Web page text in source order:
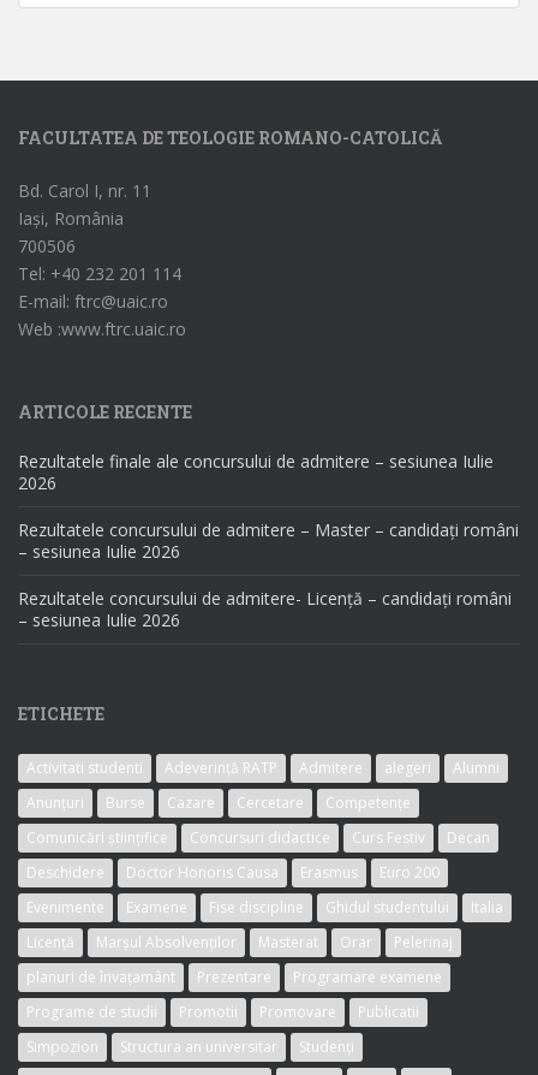
FACULTATEA DE TEOLOGIE ROMANO-CATOLICĂ
Bd. Carol I, nr. 11
Iași, România
700506
Tel: +40 232 201 114
E-mail: ftrc@uaic.ro
Web :www.ftrc.uaic.ro
ARTICOLE RECENTE
Rezultatele finale ale concursului de admitere – sesiunea Iulie
2026
Rezultatele concursului de admitere – Master – candidați români
– sesiunea Iulie 2026
Rezultatele concursului de admitere- Licență – candidați români
– sesiunea Iulie 2026
ETICHETE
Activitati studenti Adeverință RATP Admitere alegeri
Alumni
Anunțuri
Burse Cazare Cercetare
Competențe
Comunicări științifice
Concursuri didactice Curs Festiv
Decan
Deschidere
Doctor Honoris Causa Erasmus
Euro 200
Evenimente
Examene Fise discipline Ghidul studentului
Italia
Licență
Marșul Absolvenților Masterat Orar
Pelerinaj
planuri de învațamânt
Prezentare
Programare examene
Programe de studii
Promotii Promovare
Publicatii
Simpozion
Structura an universitar
Studenți